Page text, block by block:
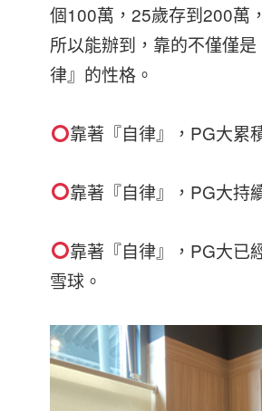
個100萬，25歲存到200萬
所以能辦到，靠的不僅僅
律』的性格。
靠著『自律』，PG大累
靠著『自律』，PG大持
靠著『自律』，PG大已
雪球。